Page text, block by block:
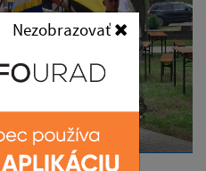
Nezobrazovať